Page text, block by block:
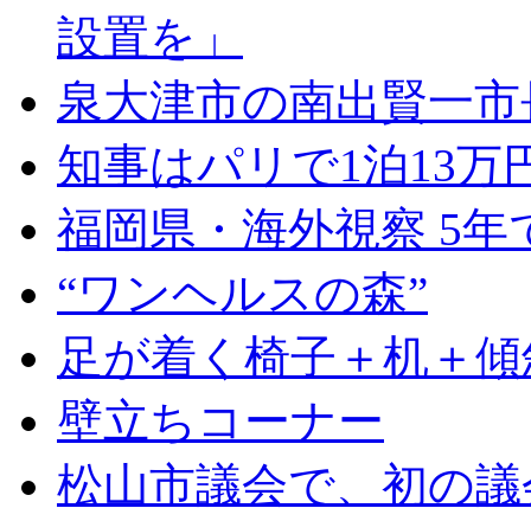
設置を」
泉大津市の南出賢一
知事はパリで1泊13
福岡県・海外視察 5年
“ワンヘルスの森”
足が着く椅子＋机＋
壁立ちコーナー
松山市議会で、初の